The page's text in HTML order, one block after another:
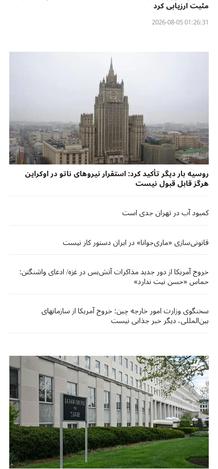
مثبت ارزیابی کرد
01:26:31 2026-08-05
روسیه بار دیگر تأکید کرد: استقرار نیروهای ناتو در اوکراین
هرگز قابل قبول نیست
کمبود آب در تهران جدی است
قانونی‌سازی «ماری‌جوانا» در ایران دستور کار نیست
خروج آمریکا از دور جدید مذاکرات آتش‌بس در غزه/ ادعای واشنگتن:
حماس «حسن نیت ندارد»
سخنگوی وزارت امور خارجه چین: خروج آمریکا از سازمان‏های
بین‌المللی، دیگر خبر جذابی نیست